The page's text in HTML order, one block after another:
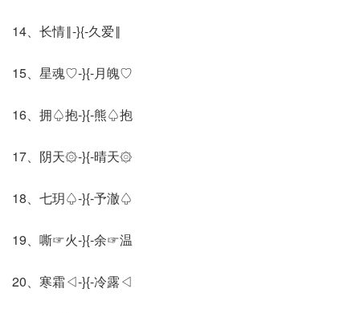
14、长情‖-}{-久爱‖
15、星魂♡-}{-月魄♡
16、拥♤抱-}{-熊♤抱
17、阴天۞-}{-晴天۞
18、七玥♤-}{-予澈♤
19、嘶☞火-}{-余☞温
20、寒霜◁-}{-冷露◁